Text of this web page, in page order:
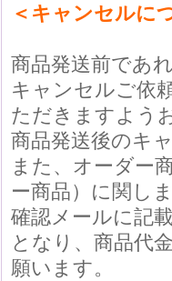
＜キャンセルに
商品発送前であ
キャンセルご依
ただきますよう
商品発送後のキ
また、オーダー
ー商品）に関し
確認メールに記
となり、商品代
願います。